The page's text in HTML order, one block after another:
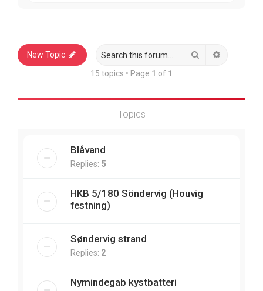
New Topic Search
15 topics • Page 1 of 1
Topics
Blåvand
Replies: 5
HKB 5/180 Söndervig (Houvig
festning)
Søndervig strand
Replies: 2
Nymindegab kystbatteri